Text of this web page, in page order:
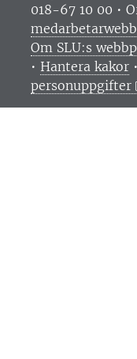
018-67 10 00 •
Om SLU:s
• Hantera kakor •
personuppgifter